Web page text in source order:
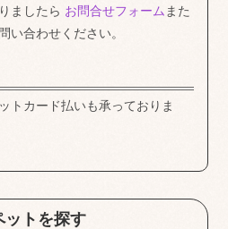
ましたら お問合せフォーム また
い合わせください。
トカード払いも承っておりま
トを探す